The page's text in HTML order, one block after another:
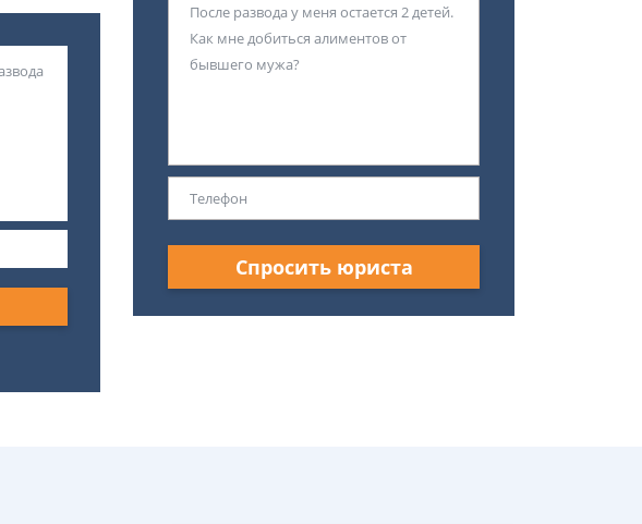
Спросить юриста